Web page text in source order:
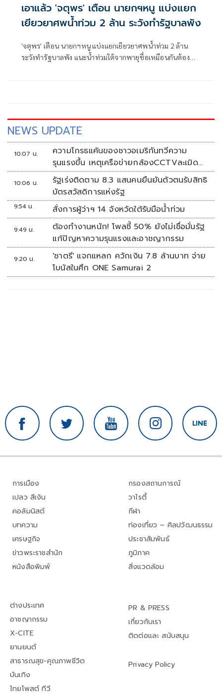
เอาแล้ว 'จตุพร' เตือน นายกฯหนู แบ่งแยก
เยียวยาศพน้ำท่วม 2 ล้าน ระวังทำรัฐบาลพัง
'จตุพร' เตือน นายกฯหนู แบ่งแยกเยียวยาศพน้ำท่วม 2 ล้าน
ระวังทำรัฐบาลพัง แนะน้ำท่วมใต้จากพายุชื่อเหมือนกันต้อง
NEWS UPDATE
10:07 น.
ความโกรธแค้นของชาวอเมริกันทวีความ
รุนแรงขึ้น เหตุเครือข่ายกล้องCCTVละเมิด
ความเป็นส่วนตัว
10:06 น.
รัฐเร่งติดตาม 8.3 แสนคนยืนยันตัวตนรับสิทธิ
บัตรสวัสดิการแห่งรัฐ
9:54 น. สั่งการผู้ว่าฯ 14 จังหวัดใต้รับมือน้ำท่วม
9:49 น.
ต้องทำงานหนัก! โพลชี้ 50% ยังไม่เชื่อมั่นรัฐ
แก้ปัญหาความรุนแรงและอาชญากรรม
9:20 น.
'ชาตรี' แจกแหลก ควักเงิน 7.8 ล้านบาท จ่าย
โบนัสในศึก ONE Samurai 2
การเมือง
เปลว สีเงิน
คอลัมนิสต์
บทความ
เศรษฐกิจ
ข่าวพระราชสำนัก
หนังสือพิมพ์
กรองสถานการณ์
วาไรตี้
กีฬา
ท่องเที่ยว – ศิลปวัฒนธรรม
ประชาสัมพันธ์
ภูมิภาค
สิ่งแวดล้อม
ต่างประเทศ
อาชญากรรม
X-CITE
ยานยนต์
สาธารณสุข-คุณภาพชีวิต
บันเทิง
ไทยโพสต์ ทีวี
PR & PRESS
เกี่ยวกับเรา
ติดต่อและ สนับสนุน
Privacy Policy